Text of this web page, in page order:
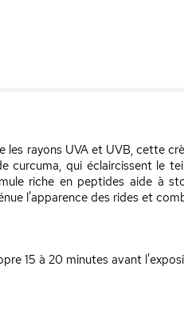
rayons UVA et UVB, cette
curcuma, qui éclaircissent le
riche en peptides aide à
l'apparence des rides et
15 à 20 minutes avant